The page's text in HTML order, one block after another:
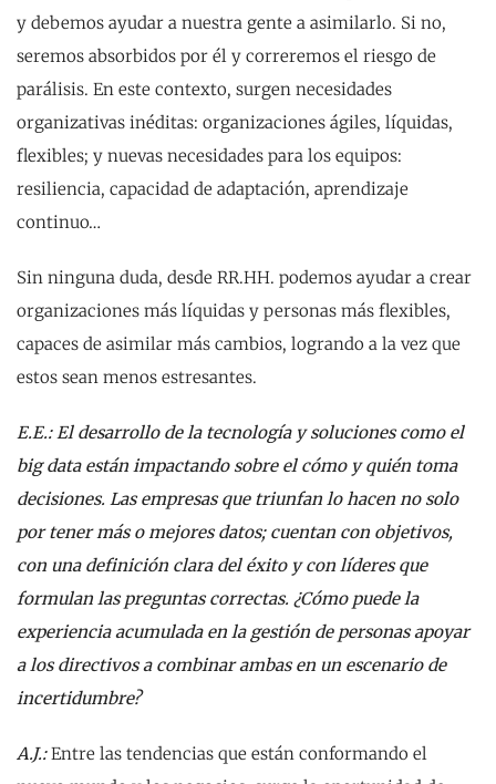
y debemos ayudar a nuestra gente a asimilarlo. Si no,
seremos absorbidos por él y correremos el riesgo de
parálisis. En este contexto, surgen necesidades
organizativas inéditas: organizaciones ágiles, líquidas,
flexibles; y nuevas necesidades para los equipos:
resiliencia, capacidad de adaptación, aprendizaje
continuo…
Sin ninguna duda, desde RR.HH. podemos ayudar a crear
organizaciones más líquidas y personas más flexibles,
capaces de asimilar más cambios, logrando a la vez que
estos sean menos estresantes.
E.E.: El desarrollo de la tecnología y soluciones como el
big data están impactando sobre el cómo y quién toma
decisiones. Las empresas que triunfan lo hacen no solo
por tener más o mejores datos; cuentan con objetivos,
con una definición clara del éxito y con líderes que
formulan las preguntas correctas. ¿Cómo puede la
experiencia acumulada en la gestión de personas apoyar
a los directivos a combinar ambas en un escenario de
incertidumbre?
A.J.:Entre las tendencias que están conformando el